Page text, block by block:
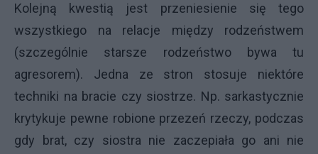
Kolejną kwestią jest przeniesienie się tego
wszystkiego na relacje między rodzeństwem
(szczególnie starsze rodzeństwo bywa tu
agresorem). Jedna ze stron stosuje niektóre
techniki na bracie czy siostrze. Np. sarkastycznie
krytykuje pewne robione przezeń rzeczy, podczas
gdy brat, czy siostra nie zaczepiała go ani nie